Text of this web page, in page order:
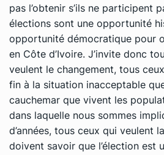
pas l’obtenir s’ils ne participent
élections sont une opportunité
opportunité démocratique pour
en Côte d’Ivoire. J’invite donc
veulent le changement, tous
fin à la situation inacceptable
cauchemar que vivent les
dans laquelle nous sommes
d’années, tous ceux qui veulent
doivent savoir que l’élection est